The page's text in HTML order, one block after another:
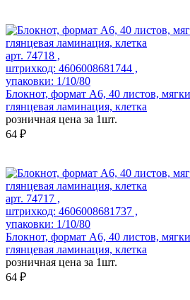
арт. 74718 ,
штрихкод: 4606008681744 ,
упаковки: 1/10/80
Блокнот, формат А6, 40 листов,
глянцевая ламинация, клетка
розничная цена за 1шт.
64 ₽
арт. 74717 ,
штрихкод: 4606008681737 ,
упаковки: 1/10/80
Блокнот, формат А6, 40 листов,
глянцевая ламинация, клетка
розничная цена за 1шт.
64 ₽